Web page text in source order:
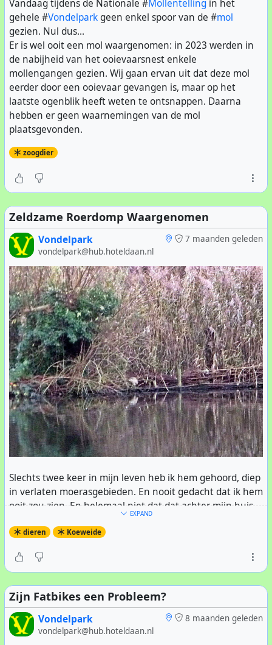
Vandaag tijdens de Nationale #Mollentelling in het
gehele #Vondelparkgeen enkel spoor van de #mol
gezien. Nul dus...
Er is wel ooit een mol waargenomen: in 2023 werden in
de nabijheid van het ooievaarsnest enkele
mollengangen gezien. Wij gaan ervan uit dat deze mol
eerder door een ooievaar gevangen is, maar op het
laatste ogenblik heeft weten te ontsnappen. Daarna
hebben er geen waarnemingen van de mol
plaatsgevonden.
zoogdier
Zeldzame Roerdomp Waargenomen
7 maanden geleden
Vondelpark
vondelpark@hub.hoteldaan.nl
Slechts twee keer in mijn leven heb ik hem gehoord, diep
in verlaten moerasgebieden. En nooit gedacht dat ik hem
ooit zou zien. En helemaal niet dat dat achter mijn huis
Vondelpark
was druk aan het vissen, en al gauw voor zijn ontbijt
De foto is gemaakt met een simpel cameraatje, en
daarna zwaar bewerkt. Aan het eind van de foto-sessie
had hij genoeg gegeten, en verdween achter in het riet.
Betere plaatjes zie je opde webstek van AT5
EXPAND
dieren Koeweide
Zijn Fatbikes een Probleem?
8 maanden geleden
Vondelpark
vondelpark@hub.hoteldaan.nl